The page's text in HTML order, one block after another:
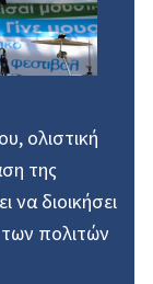
ολιστική
της
να διοικήσει
πολιτών